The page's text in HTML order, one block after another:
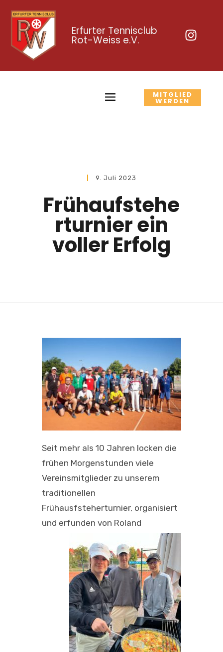
Erfurter Tennisclub
Rot-Weiss e.V.
MITGLIED
WERDEN
9. Juli 2023
Frühaufstehe
rturnier ein
voller Erfolg
Seit mehr als 10 Jahren locken die
frühen Morgenstunden viele
Vereinsmitglieder zu unserem
traditionellen
Frühausfsteherturnier, organisiert
und erfunden von Roland